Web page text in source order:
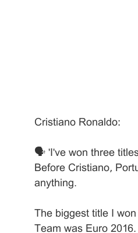
Cristiano Ronaldo:
🗣️ "I've won three
Before Cristiano,
anything.
The biggest title I
Team was Euro